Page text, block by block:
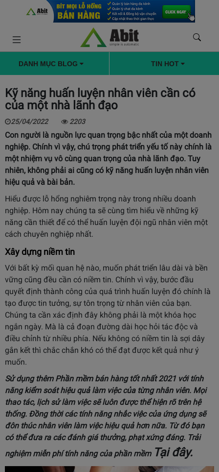
DANH MỤC BLOG TIN HOT
Kỹ năng huấn luyện nhân viên cần có
của một nhà lãnh đạo
25/04/2022 2203
Con người là nguồn lực quan trọng bậc nhất của một doanh
nghiệp. Chính vì vậy, chú trọng phát triển yếu tố này chính là
một nhiệm vụ vô cùng quan trọng của nhà lãnh đạo. Tuy
nhiên, không phải ai cũng có kỹ năng huấn luyện nhân viên
hiệu quả và bài bản.
Hiểu được lỗ hổng nghiêm trọng này trong nhiều doanh
nghiệp. Hôm nay chúng ta sẽ cùng tìm hiểu về những kỹ
năng cần thiết để có thể huấn luyện đội ngũ nhân viên một
cách chuyên nghiệp nhất.
Xây dựng niềm tin
Với bất kỳ mối quan hệ nào, muốn phát triển lâu dài và bền
vững cũng đều cần có niềm tin. Chính vì vậy, bước đầu
quyết định thành công của quá trình huấn luyện đó chính là
tạo được tin tưởng, sự tôn trọng từ nhân viên của bạn.
Chúng ta cần xác định đây không phải là một khóa học
ngắn ngày. Mà là cả đoạn đường dài học hỏi tác độc và
điều chỉnh từ nhiều phía. Nếu không có niềm tin là sợi dây
gắn kết thì chắc chắn khó có thể đạt được kết quả như ý
muốn.
Sử dụng thêm Phần mềm bán hàng tốt nhất 2021 với tính
năng kiểm soát hiệu quả làm việc của từng nhân viên. Mọi
thao tác, lịch sử làm việc sẽ luôn được thể hiện rõ trên hệ
thống. Đồng thời các tính năng nhắc việc của ứng dụng sẽ
đôn thúc nhân viên làm việc hiệu quả hơn nữa. Từ đó bạn
có thể đưa ra các đánh giá thưởng, phạt xứng đáng. Trải
nghiệm miễn phí tính năng của phần mềm Tại đây.